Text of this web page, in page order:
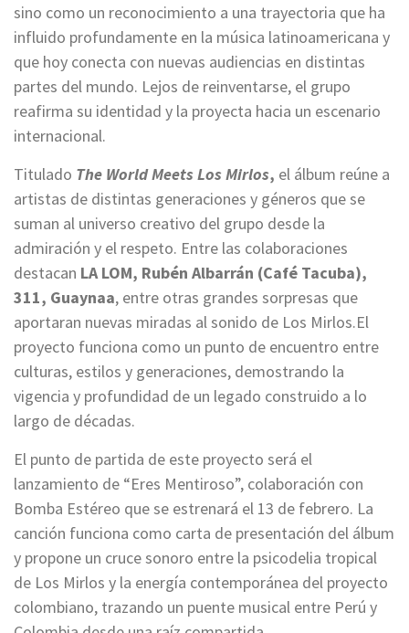
sino como un reconocimiento a una trayectoria que ha
influido profundamente en la música latinoamericana y
que hoy conecta con nuevas audiencias en distintas
partes del mundo. Lejos de reinventarse, el grupo
reafirma su identidad y la proyecta hacia un escenario
internacional.
Titulado The World Meets Los Mirlos, el álbum reúne a
artistas de distintas generaciones y géneros que se
suman al universo creativo del grupo desde la
admiración y el respeto. Entre las colaboraciones
destacan LA LOM, Rubén Albarrán (Café Tacuba),
311, Guaynaa, entre otras grandes sorpresas que
aportaran nuevas miradas al sonido de Los Mirlos.El
proyecto funciona como un punto de encuentro entre
culturas, estilos y generaciones, demostrando la
vigencia y profundidad de un legado construido a lo
largo de décadas.
El punto de partida de este proyecto será el
lanzamiento de “Eres Mentiroso”, colaboración con
Bomba Estéreo que se estrenará el 13 de febrero. La
canción funciona como carta de presentación del álbum
y propone un cruce sonoro entre la psicodelia tropical
de Los Mirlos y la energía contemporánea del proyecto
colombiano, trazando un puente musical entre Perú y